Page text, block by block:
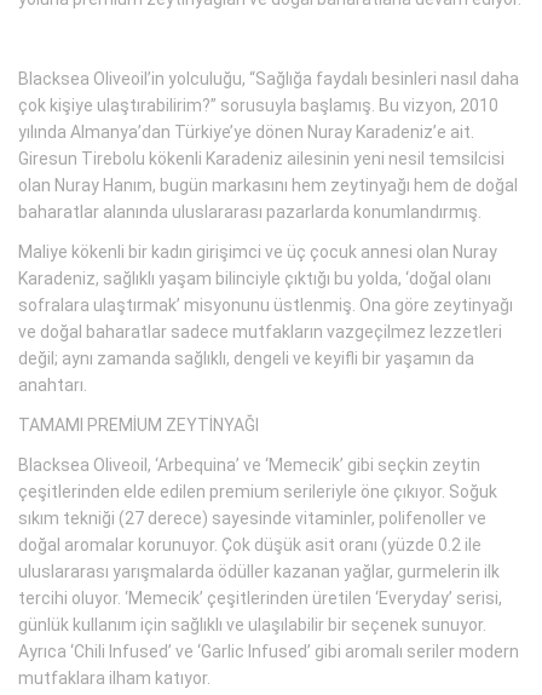
Blacksea Oliveoil’in yolculuğu, “Sağlığa faydalı besinleri nasıl daha
çok kişiye ulaştırabilirim?” sorusuyla başlamış. Bu vizyon, 2010
yılında Almanya’dan Türkiye’ye dönen Nuray Karadeniz’e ait.
Giresun Tirebolu kökenli Karadeniz ailesinin yeni nesil temsilcisi
olan Nuray Hanım, bugün markasını hem zeytinyağı hem de doğal
baharatlar alanında uluslararası pazarlarda konumlandırmış.
Maliye kökenli bir kadın girişimci ve üç çocuk annesi olan Nuray
Karadeniz, sağlıklı yaşam bilinciyle çıktığı bu yolda, ‘doğal olanı
sofralara ulaştırmak’ misyonunu üstlenmiş. Ona göre zeytinyağı
ve doğal baharatlar sadece mutfakların vazgeçilmez lezzetleri
değil; aynı zamanda sağlıklı, dengeli ve keyifli bir yaşamın da
anahtarı.
TAMAMI PREMİUM ZEYTİNYAĞI
Blacksea Oliveoil, ‘Arbequina’ ve ‘Memecik’ gibi seçkin zeytin
çeşitlerinden elde edilen premium serileriyle öne çıkıyor. Soğuk
sıkım tekniği (27 derece) sayesinde vitaminler, polifenoller ve
doğal aromalar korunuyor. Çok düşük asit oranı (yüzde 0.2 ile
uluslararası yarışmalarda ödüller kazanan yağlar, gurmelerin ilk
tercihi oluyor. ‘Memecik’ çeşitlerinden üretilen ‘Everyday’ serisi,
günlük kullanım için sağlıklı ve ulaşılabilir bir seçenek sunuyor.
Ayrıca ‘Chili Infused’ ve ‘Garlic Infused’ gibi aromalı seriler modern
mutfaklara ilham katıyor.